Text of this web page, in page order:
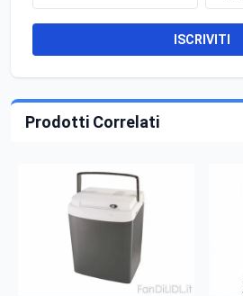
ISCRIVITI
Prodotti Correlati